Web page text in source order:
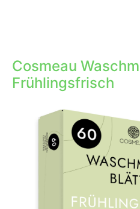
Cosmeau
Frühlingsfrisch